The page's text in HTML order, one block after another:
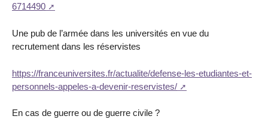
6714490
Une pub de l’armée dans les universités en vue du
recrutement dans les réservistes
https://franceuniversites.fr/actualite/defense-les-etudiantes-et-
personnels-appeles-a-devenir-reservistes/
En cas de guerre ou de guerre civile ?